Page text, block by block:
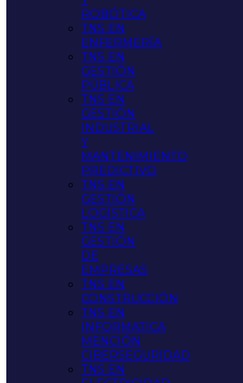
ROBÓTICA
TNS EN
ENFERMERÍA
TNS EN
GESTIÓN
PÚBLICA
TNS EN
GESTIÓN
INDUSTRIAL
Y
MANTENIMIENTO
PREDICTIVO
TNS EN
GESTIÓN
LOGÍSTICA
TNS EN
GESTIÓN
DE
EMPRESAS
TNS EN
CONSTRUCCIÓN
TNS EN
INFORMATICA
MENCIÓN
CIBERSEGURIDAD
TNS EN